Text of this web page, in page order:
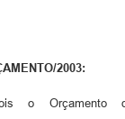
2003:
o Orçamento